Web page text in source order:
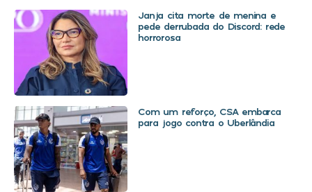
Janja cita morte de menina e
pede derrubada do Discord: rede
horrorosa
Com um reforço, CSA embarca
para jogo contra o Uberlândia